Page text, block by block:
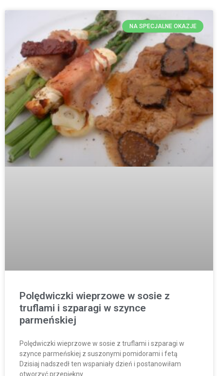
NA SPECJALNE OKAZJE
Polędwiczki wieprzowe w sosie z
truflami i szparagi w szynce
parmeńskiej
Polędwiczki wieprzowe w sosie z truflami i szparagi w
szynce parmeńskiej z suszonymi pomidorami i fetą
Dzisiaj nadszedł ten wspaniały dzień i postanowiłam
otworzyć przepiękny